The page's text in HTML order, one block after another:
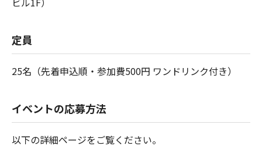
定員
25名（先着申込順・参加費500円 ワンドリンク付き）
イベントの応募方法
以下の詳細ページをご覧ください。